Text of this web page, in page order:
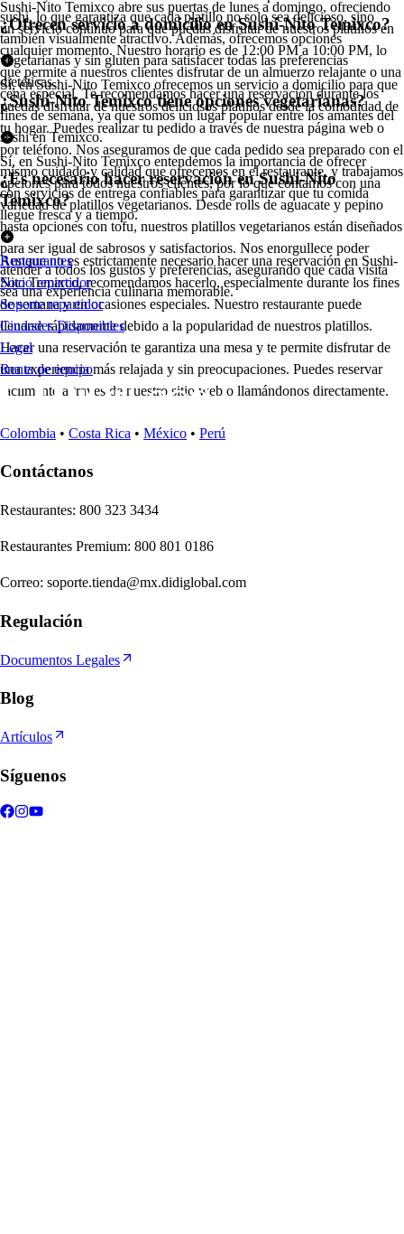
sushi, lo que garantiza que cada platillo no solo sea delicioso, sino
también visualmente atractivo. Además, ofrecemos opciones
vegetarianas y sin gluten para satisfacer todas las preferencias
dietéticas.
Sushi-Nito Temixco abre sus puertas de lunes a domingo, ofreciendo
un servicio continuo para que puedas disfrutar de nuestros platillos en
cualquier momento. Nuestro horario es de 12:00 PM a 10:00 PM, lo
que permite a nuestros clientes disfrutar de un almuerzo relajante o una
cena especial. Te recomendamos hacer una reservación durante los
fines de semana, ya que somos un lugar popular entre los amantes del
sushi en Temixco.
¿Ofrecen servicio a domicilio en Sushi-Nito Temixco?
Sí, en Sushi-Nito Temixco ofrecemos un servicio a domicilio para que
puedas disfrutar de nuestros deliciosos platillos desde la comodidad de
tu hogar. Puedes realizar tu pedido a través de nuestra página web o
por teléfono. Nos aseguramos de que cada pedido sea preparado con el
mismo cuidado y calidad que ofrecemos en el restaurante, y trabajamos
con servicios de entrega confiables para garantizar que tu comida
llegue fresca y a tiempo.
¿Sushi-Nito Temixco tiene opciones vegetarianas?
Sí, en Sushi-Nito Temixco entendemos la importancia de ofrecer
opciones para todos nuestros clientes, por lo que contamos con una
variedad de platillos vegetarianos. Desde rolls de aguacate y pepino
hasta opciones con tofu, nuestros platillos vegetarianos están diseñados
para ser igual de sabrosos y satisfactorios. Nos enorgullece poder
atender a todos los gustos y preferencias, asegurando que cada visita
sea una experiencia culinaria memorable.
¿Es necesario hacer reservación en Sushi-Nito
Temixco?
Aunque no es estrictamente necesario hacer una reservación en Sushi-
Nito Temixco, recomendamos hacerlo, especialmente durante los fines
de semana y en ocasiones especiales. Nuestro restaurante puede
llenarse rápidamente debido a la popularidad de nuestros platillos.
Hacer una reservación te garantiza una mesa y te permite disfrutar de
una experiencia más relajada y sin preocupaciones. Puedes reservar
fácilmente a través de nuestro sitio web o llamándonos directamente.
Restaurantes
Socio repartidor
Soporte repartidor
Ciudades Disponibles
Legal
Renta de equipo
Colombia • Costa Rica • México • Perú
Contáctanos
Restaurantes: 800 323 3434
Restaurantes Premium: 800 801 0186
Correo: soporte.tienda@mx.didiglobal.com
Regulación
Documentos Legales
Blog
Artículos
Síguenos